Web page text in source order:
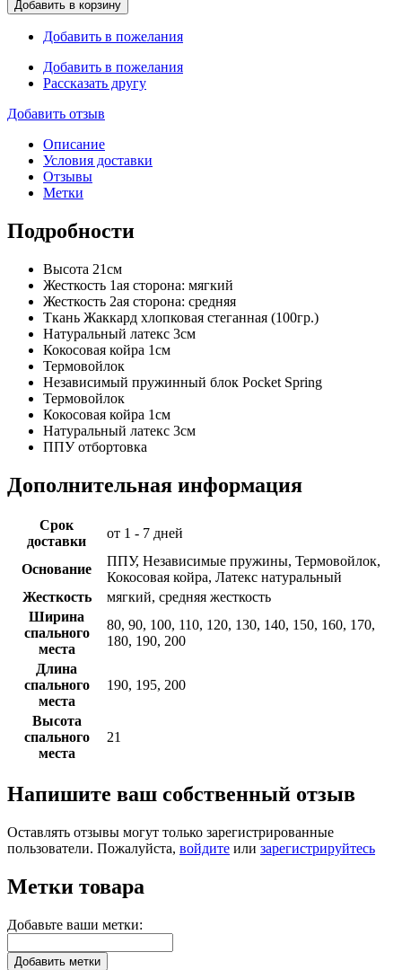
Добавить в корзину
Добавить в пожелания
Добавить в пожелания
Рассказать другу
Добавить отзыв
Описание
Условия доставки
Отзывы
Метки
Подробности
Высота 21см
Жесткость 1ая сторона: мягкий
Жесткость 2ая сторона: средняя
Ткань Жаккард хлопковая стеганная (100гр.)
Натуральный латекс 3см
Кокосовая койра 1см
Термовойлок
Независимый пружинный блок Pocket Spring
Термовойлок
Кокосовая койра 1см
Натуральный латекс 3см
ППУ отбортовка
Дополнительная информация
Срок
доставки
от 1 - 7 дней
Основание
ППУ, Независимые пружины, Термовойлок,
Кокосовая койра, Латекс натуральный
Жесткость
мягкий, средняя жесткость
Ширина
спального
места
80, 90, 100, 110, 120, 130, 140, 150, 160, 170,
180, 190, 200
Длина
спального
места
190, 195, 200
Высота
спального
места
21
Напишите ваш собственный отзыв
Оставлять отзывы могут только зарегистрированные
пользователи. Пожалуйста, войдите или зарегистрируйтесь
Метки товара
Добавьте ваши метки:
Добавить метки